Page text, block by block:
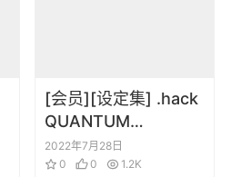
[会员][设定集] .hack
QUANTUM
Complete Guide
2022年7月28日
0
0 1.2K